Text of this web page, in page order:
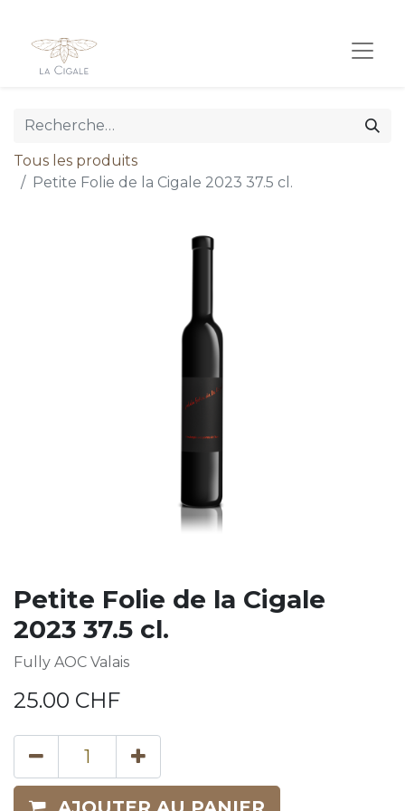
Tous les produits
Petite Folie de la Cigale 2023 37.5 cl.
Petite Folie de la Cigale
2023 37.5 cl.
Fully AOC Valais
25.00 CHF